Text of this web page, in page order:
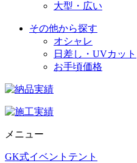
大型・広い
その他から探す
オシャレ
日差し・UVカット
お手頃価格
メニュー
GK式イベントテント